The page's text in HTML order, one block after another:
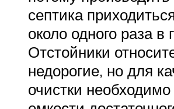
септика
около одного раза в
Отстойники
недорогие, но для
очистки